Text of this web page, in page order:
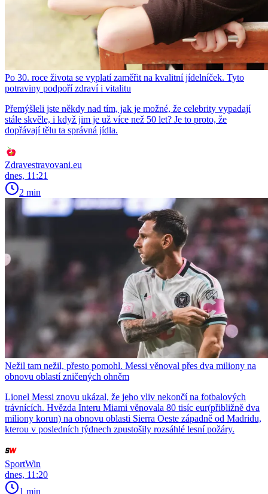
Po 30. roce života se vyplatí zaměřit na kvalitní jídelníček. Tyto
potraviny podpoří zdraví i vitalitu
Přemýšleli jste někdy nad tím, jak je možné, že celebrity vypadají
stále skvěle, i když jim je už více než 50 let? Je to proto, že
dopřávají tělu ta správná jídla.
Zdravestravovani.eu
dnes, 11:21
2 min
Nežil tam nežil, přesto pomohl. Messi věnoval přes dva miliony na
obnovu oblastí zničených ohněm
Lionel Messi znovu ukázal, že jeho vliv nekončí na fotbalových
trávnících. Hvězda Interu Miami věnovala 80 tisíc eur(přibližně dva
miliony korun) na obnovu oblasti Sierra Oeste západně od Madridu,
kterou v posledních týdnech zpustošily rozsáhlé lesní požáry.
SportWin
dnes, 11:20
1 min